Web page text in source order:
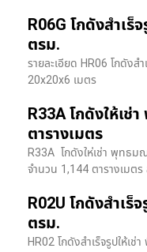
R06G โกดังสำเร็
ตรม.
รายละเอียด HR06 โกดังส
20x20x6 เมตร
R33A โกดังให้เ
ตารางเมตร
R33A โกดังให่เช่า พุทธ
จำนวน 1,144 ตารางเมตร
R02U โกดังสำเร็
ตรม.
HR02 โกดังสำเร็จรูปให้เ